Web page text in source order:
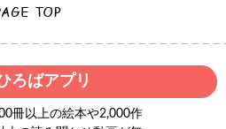
ろばアプリ
冊以上の絵本や2,000作